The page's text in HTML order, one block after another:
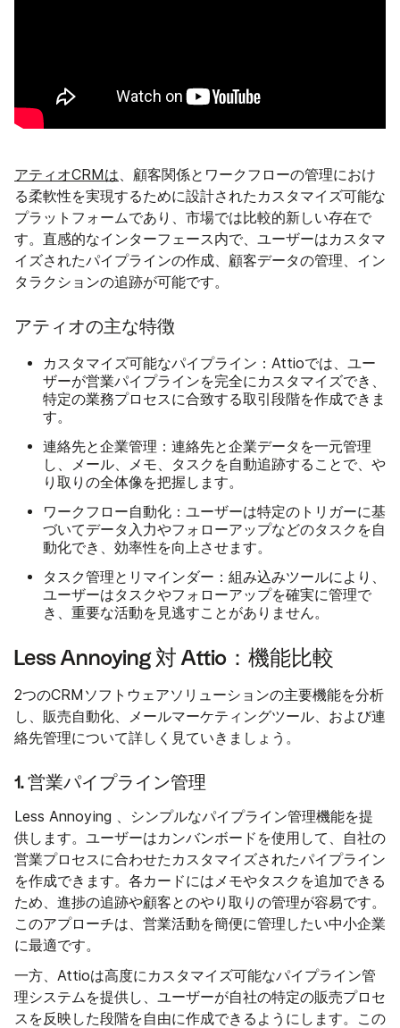
アティオCRMは 、顧客関係とワークフローの管理におけ
る柔軟性を実現するために設計されたカスタマイズ可能な
プラットフォームであり、市場では比較的新しい存在で
す。直感的なインターフェース内で、ユーザーはカスタマ
イズされたパイプラインの作成、顧客データの管理、イン
タラクションの追跡が可能です。
アティオの主な特徴
カスタマイズ可能なパイプライン ：Attioでは、ユー
ザーが営業パイプラインを完全にカスタマイズでき、
特定の業務プロセスに合致する取引段階を作成できま
す。
連絡先と企業管理 ：連絡先と企業データを一元管理
し、メール、メモ、タスクを自動追跡することで、や
り取りの全体像を把握します。
ワークフロー自動化 ：ユーザーは特定のトリガーに基
づいてデータ入力やフォローアップなどのタスクを自
動化でき、効率性を向上させます。
タスク管理とリマインダー ：組み込みツールにより、
ユーザーはタスクやフォローアップを確実に管理で
き、重要な活動を見逃すことがありません。
Less Annoying 対 Attio：機能比較
2つのCRMソフトウェアソリューションの主要機能を分析
し、販売自動化、メールマーケティングツール、および連
絡先管理について詳しく見ていきましょう。
1. 営業パイプライン管理
Less Annoying 、シンプルなパイプライン管理機能を提
供します。ユーザーはカンバンボードを使用して、自社の
営業プロセスに合わせたカスタマイズされたパイプライン
を作成できます。各カードにはメモやタスクを追加できる
ため、進捗の追跡や顧客とのやり取りの管理が容易です。
このアプローチは、営業活動を簡便に管理したい中小企業
に最適です。
一方、Attioは高度にカスタマイズ可能なパイプライン管
理システムを提供し、ユーザーが自社の特定の販売プロセ
スを反映した段階を自由に作成できるようにします。この